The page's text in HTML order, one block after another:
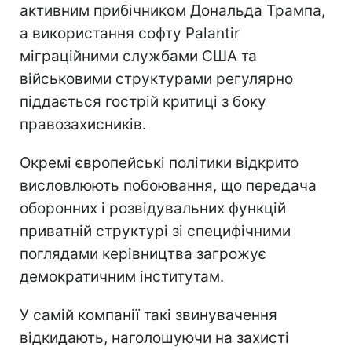
активним прибічником Дональда Трампа,
а використання софту Palantir
міграційними службами США та
військовими структурами регулярно
піддається гострій критиці з боку
правозахисників.
Окремі європейські політики відкрито
висловлюють побоювання, що передача
оборонних і розвідувальних функцій
приватній структурі зі специфічними
поглядами керівництва загрожує
демократичним інститутам.
У самій компанії такі звинувачення
відкидають, наголошуючи на захисті